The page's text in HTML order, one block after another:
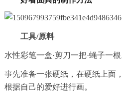
工具/原料
水性彩笔一盒·剪刀一把·蝇子一根
事先准备一张硬纸，在硬纸上面
根据自己的爱好进行画。